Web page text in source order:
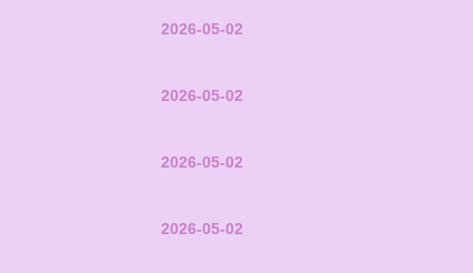
2026-05-02
2026-05-02
2026-05-02
2026-05-02